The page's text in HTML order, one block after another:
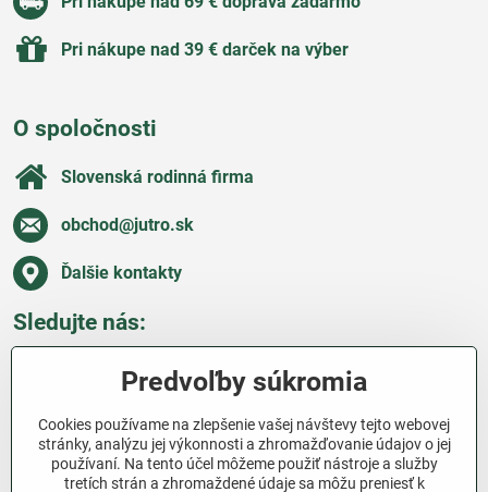
Pri nákupe nad 39 € darček na výber
O spoločnosti
Slovenská rodinná firma
obchod​@jutro​.sk
Ďalšie kontakty
Sledujte nás:
Všetko o nákupe
Ďakujeme za podporu
Predvoľby súkromia
Cookies používame na zlepšenie vašej návštevy tejto webovej
stránky, analýzu jej výkonnosti a zhromažďovanie údajov o jej
používaní. Na tento účel môžeme použiť nástroje a služby
tretích strán a zhromaždené údaje sa môžu preniesť k